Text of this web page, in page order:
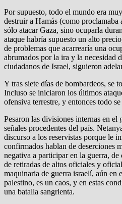
Por supuesto, todo el mundo era
destruir a Hamás (como
sólo atacar Gaza, sino ocuparla
ataque habría supuesto un alto
de problemas que acarrearía una
abrumados por la ira y la necesidad
ciudadanos de Israel, siguieron
Y tras siete días de bombardeos, se
Incluso se iniciaron los últimos
ofensiva terrestre, y entonces todo
Pesaron las divisiones internas en el
señales procedentes del país.
discurso a los reservistas porque le
confirmados hablan de deserciones
negativa a participar en la guerra, de
de retiradas de altos oficiales y
maquinaria de guerra israelí, aún en
palestino, es un caos, y en estas
una batalla sangrienta.